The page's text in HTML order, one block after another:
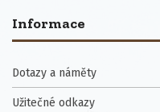
Informace
Dotazy a náměty
Užitečné odkazy